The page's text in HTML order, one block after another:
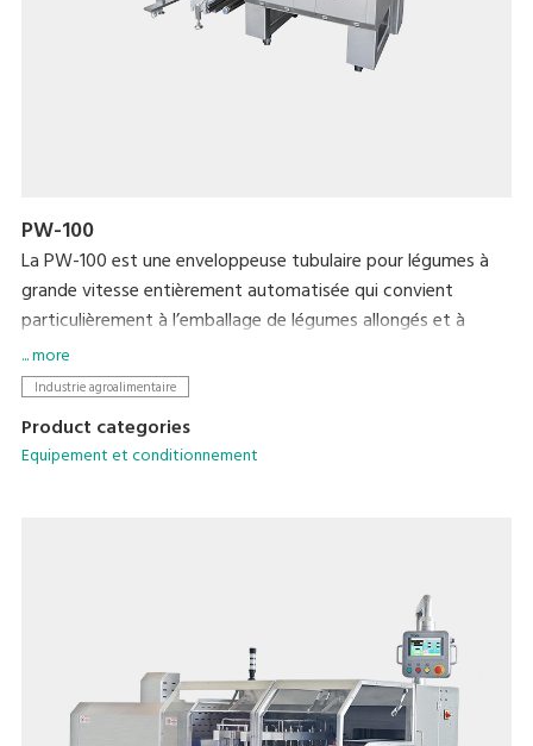
PW-100
La PW-100 est une enveloppeuse tubulaire pour légumes à
grande vitesse entièrement automatisée qui convient
particulièrement à l’emballage de légumes allongés et à
feuilles. Sa technologie avancée de détection de longueur
garantit un emballage précis et rapide. Ce produit comporte
d’emballage et préservent la fraîcheur d'un produit prêt à
être commercialisé.
... more
Industrie agroalimentaire
Product categories
Equipement et conditionnement